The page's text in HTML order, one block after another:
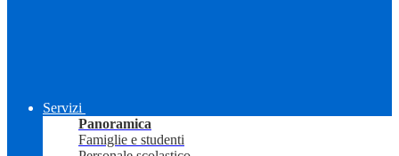
Servizi
Panoramica
Famiglie e studenti